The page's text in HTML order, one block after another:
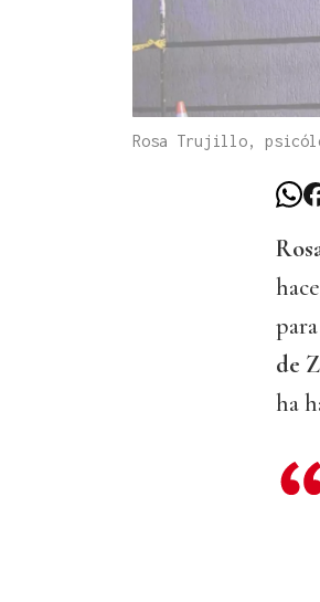
Rosa Trujillo,
hace
de
ha